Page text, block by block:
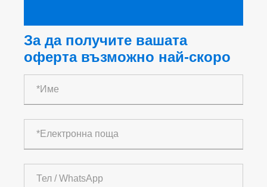
За да получите вашата
оферта възможно най-скоро